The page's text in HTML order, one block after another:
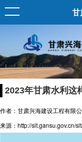
甘
2023年甘肃水利这
作者：甘肃兴海建设工程有限
来源：http://slt.gansu.gov.cn/